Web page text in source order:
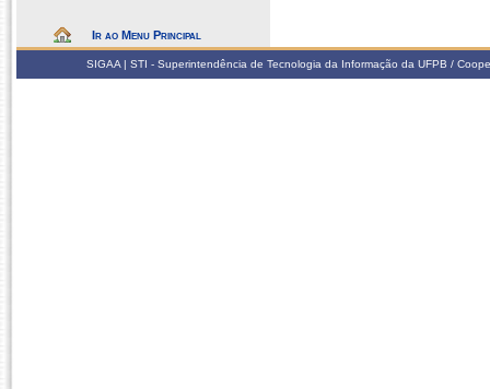
Ir ao Menu Principal
SIGAA | STI - Superintendência de Tecnologia da Informação da UFPB /